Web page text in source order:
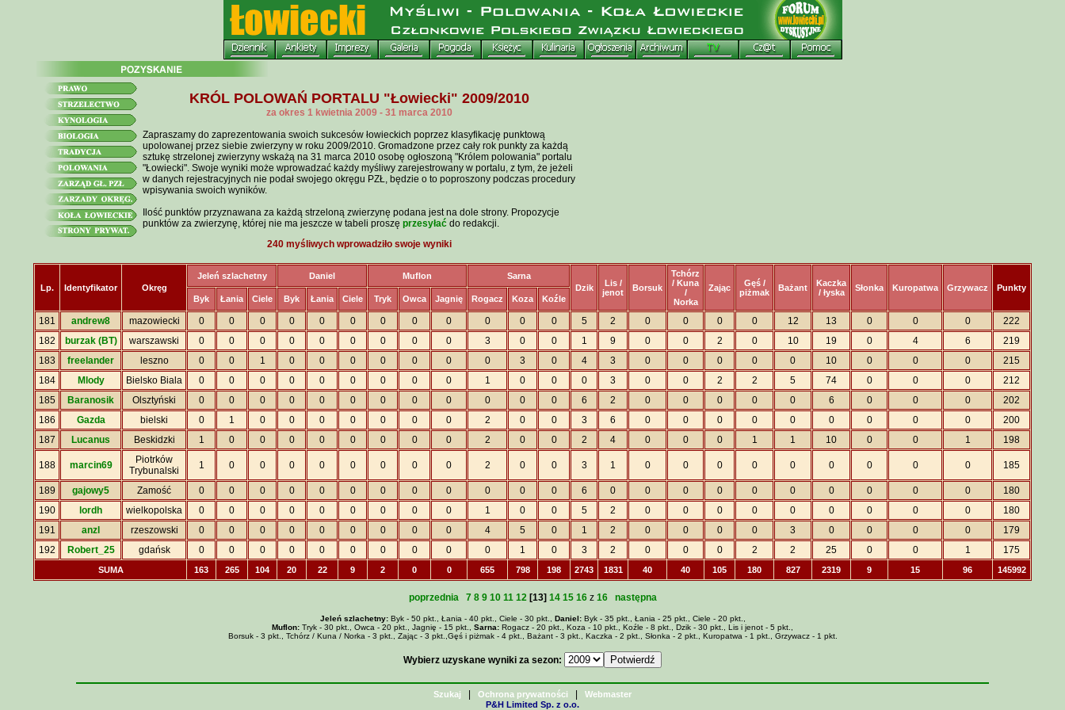
KRÓL POLOWAŃ PORTALU "Łowiecki" 2009/2010
za okres 1 kwietnia 2009 - 31 marca 2010
Zapraszamy do zaprezentowania swoich sukcesów łowieckich poprzez klasyfikację punktową
upolowanej przez siebie zwierzyny w roku 2009/2010. Gromadzone przez cały rok punkty za każdą
sztukę strzelonej zwierzyny wskażą na 31 marca 2010 osobę ogłoszoną "Królem polowania" portalu
"Łowiecki". Swoje wyniki może wprowadzać każdy myśliwy zarejestrowany w portalu, z tym, że jeżeli
w danych rejestracyjnych nie podał swojego okręgu PZŁ, będzie o to poproszony podczas procedury
wpisywania swoich wyników.
Ilość punktów przyznawana za każdą strzeloną zwierzynę podana jest na dole strony. Propozycje
punktów za zwierzynę, której nie ma jeszcze w tabeli proszę przesyłać do redakcji.
240 myśliwych wprowadziło swoje wyniki
Lp. Identyfikator Okręg
Jeleń szlachetny Daniel Muflon
Sarna
Dzik
Lis /
jenot
Borsuk
Tchórz
/ Kuna
/
Norka
Zając
Gęś /
piżmak
Bażant
Kaczka
/ łyska
Słonka Kuropatwa Grzywacz
Punkty
Byk
Łania Ciele Byk Łania Ciele Tryk Owca Jagnię Rogacz Koza Koźle
181 andrew8 mazowiecki 0 0 0 0 0 0 0 0 0 0 0 0 5 2 0 0 0 0 12 13 0 0 0
222
182
burzak (BT) warszawski 0 0 0 0 0 0 0 0 0 3 0 0 1 9 0 0 2 0 10 19 0 4 6
219
183
freelander leszno 0 0 1 0 0 0 0 0 0 0 3 0 4 3 0 0 0 0 0 10 0 0 0
215
184
Mlody Bielsko Biala 0 0 0 0 0 0 0 0 0 1 0 0 0 3 0 0 2 2 5 74 0 0 0
212
185
Baranosik Olsztyński 0 0 0 0 0 0 0 0 0 0 0 0 6 2 0 0 0 0 0 6 0 0 0
202
186
Gazda bielski 0 1 0 0 0 0 0 0 0 2 0 0 3 6 0 0 0 0 0 0 0 0 0
200
187
Lucanus Beskidzki 1 0 0 0 0 0 0 0 0 2 0 0 2 4 0 0 0 1 1 10 0 0 1 198
188 marcin69
Piotrków
Trybunalski
1 0 0 0 0 0 0 0 0 2 0 0 3 1 0 0 0 0 0 0 0 0 0 185
189 gajowy5 Zamość 0 0 0 0 0 0 0 0 0 0 0 0 6 0 0 0 0 0 0 0 0 0 0
180
190
lordh wielkopolska 0 0 0 0 0 0 0 0 0 1 0 0 5 2 0 0 0 0 0 0 0 0 0
180
191
anzl rzeszowski 0 0 0 0 0 0 0 0 0 4 5 0 1 2 0 0 0 0 3 0 0 0 0
179
192
Robert_25 gdańsk 0 0 0 0 0 0 0 0 0 0 1 0 3 2 0 0 0 2 2 25 0 0 1 175
SUMA 163 265 104 20 22 9 2 0 0 655 798 198 2743 1831 40 40 105 180 827 2319 9 15 96 145992
poprzednia 7 8 9 10 11 12 [13] 14 15 16z 16 następna
Jeleń szlachetny:Byk - 50 pkt., Łania - 40 pkt., Ciele - 30 pkt., Daniel:Byk - 35 pkt., Łania - 25 pkt., Ciele - 20 pkt.,
Muflon: Tryk - 30 pkt., Owca - 20 pkt., Jagnię - 15 pkt., Sarna: Rogacz - 20 pkt., Koza - 10 pkt., Koźle - 8 pkt., Dzik - 30 pkt., Lis i jenot - 5 pkt.,
Borsuk - 3 pkt., Tchórz / Kuna / Norka - 3 pkt., Zając - 3 pkt.,Gęś i piżmak - 4 pkt., Bażant - 3 pkt., Kaczka - 2 pkt., Słonka - 2 pkt., Kuropatwa - 1 pkt., Grzywacz - 1 pkt.
Wybierz uzyskane wyniki za sezon:
Szukaj Ochrona prywatności
Webmaster
P&H Limited Sp. z o.o.